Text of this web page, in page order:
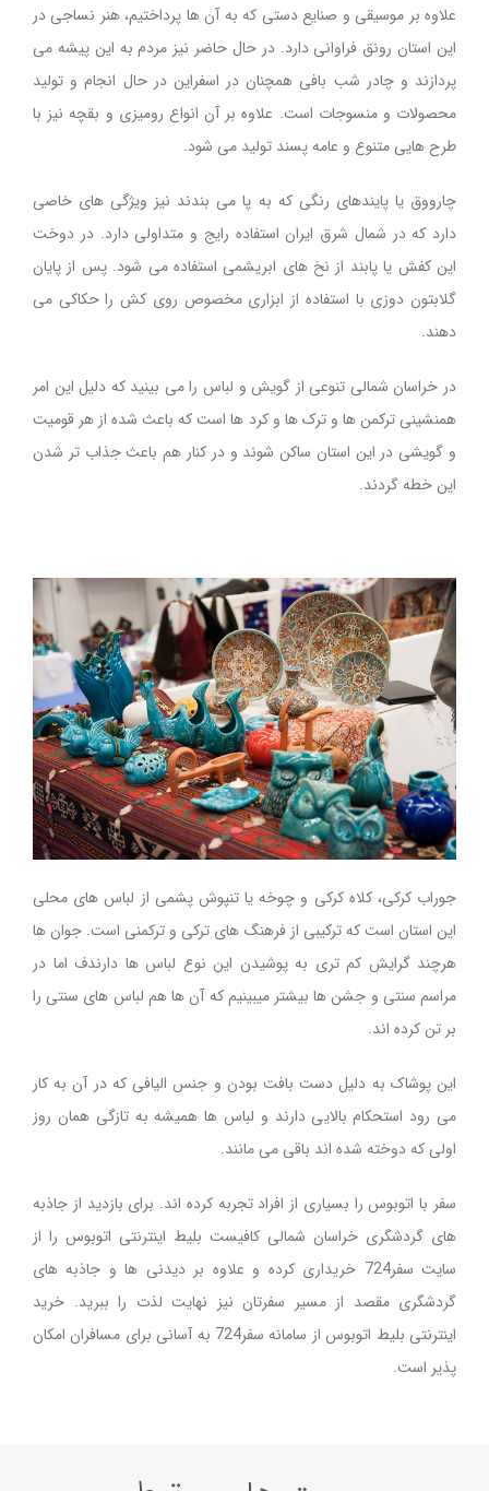
علاوه بر موسیقی و صنایع دستی که به آن ها پرداختیم، هنر نساجی در
این استان رونق فراوانی دارد. در حال حاضر نیز مردم به این پیشه می
پردازند و چادر شب بافی همچنان در اسفراین در حال انجام و تولید
محصولات و منسوجات است. علاوه بر آن انواع رومیزی و بقچه نیز با
طرح هایی متنوع و عامه پسند تولید می شود.
چارووق یا پایندهای رنگی که به پا می بندند نیز ویژگی های خاصی
دارد که در شمال شرق ایران استفاده رایج و متداولی دارد. در دوخت
این کفش یا پابند از نخ های ابریشمی استفاده می شود. پس از پایان
گلابتون دوزی با استفاده از ابزاری مخصوص روی کش را حکاکی می
دهند.
در خراسان شمالی تنوعی از گویش و لباس را می بینید که دلیل این امر
همنشینی ترکمن ها و ترک ها و کرد ها است که باعث شده از هر قومیت
و گویشی در این استان ساکن شوند و در کنار هم باعث جذاب تر شدن
این خطه گردند.
جوراب كركی، كلاه كركی و چوخه یا تنپوش پشمی از لباس های محلی
این استان است که ترکیبی از فرهنگ های ترکی و ترکمنی است. جوان ها
هرچند گرایش کم تری به پوشیدن این نوع لباس ها دارندف اما در
مراسم سنتی و جشن ها بیشتر میبینیم که آن ها هم لباس های سنتی را
بر تن کرده اند.
این پوشاک به دلیل دست بافت بودن و جنس الیافی که در آن به کار
می رود استحکام بالایی دارند و لباس ها همیشه به تازگی همان روز
اولی که دوخته شده اند باقی می مانند.
سفر با اتوبوس را بسیاری از افراد تجربه کرده اند. برای بازدید از جاذبه
های گردشگری خراسان شمالی کافیست بلیط اینترنتی اتوبوس را از
سایت سفر724 خریداری کرده و علاوه بر دیدنی ها و جاذبه های
گردشگری مقصد از مسیر سفرتان نیز نهایت لذت را ببرید. خرید
اینترنتی بلیط اتوبوس از سامانه سفر724 به آسانی برای مسافران امکان
پذیر است.